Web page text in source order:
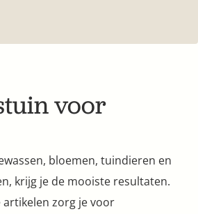
voor
bloemen, tuindieren en
krijg je de mooiste resultaten.
zorg je voor